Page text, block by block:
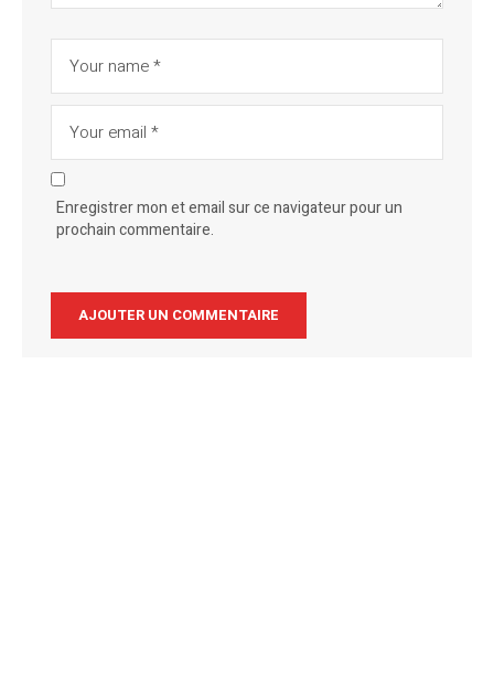
Enregistrer mon et email sur ce navigateur pour un
prochain commentaire.